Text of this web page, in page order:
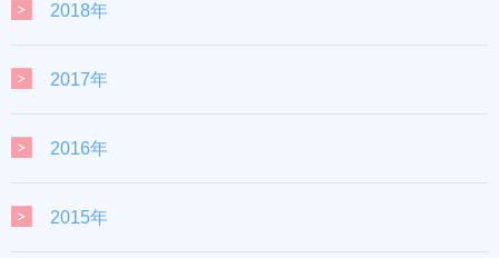
2018年
2017年
2016年
2015年